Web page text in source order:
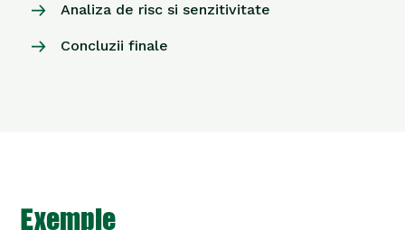
Analiza de risc si senzitivitate
Concluzii finale
Exemple